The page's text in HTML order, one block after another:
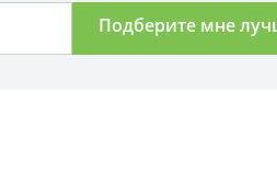
Подберите мне